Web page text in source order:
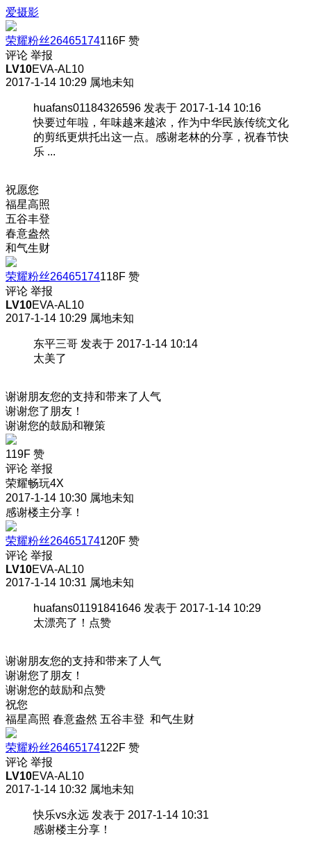
爱摄影
荣耀粉丝26465174116F 赞
评论 举报
LV10EVA-AL10
2017-1-14 10:29 属地未知
huafans01184326596 发表于 2017-1-14 10:16
快要过年啦，年味越来越浓，作为中华民族传统文化
的剪纸更烘托出这一点。感谢老林的分享，祝春节快
乐 ...
祝愿您
福星高照
五谷丰登
春意盎然
和气生财
荣耀粉丝26465174118F 赞
评论 举报
LV10EVA-AL10
2017-1-14 10:29 属地未知
东平三哥 发表于 2017-1-14 10:14
太美了
谢谢朋友您的支持和带来了人气
谢谢您了朋友！
谢谢您的鼓励和鞭策
119F 赞
评论 举报
荣耀畅玩4X
2017-1-14 10:30 属地未知
感谢楼主分享！
荣耀粉丝26465174120F 赞
评论 举报
LV10EVA-AL10
2017-1-14 10:31 属地未知
huafans01191841646 发表于 2017-1-14 10:29
太漂亮了！点赞
谢谢朋友您的支持和带来了人气
谢谢您了朋友！
谢谢您的鼓励和点赞
祝您
福星高照 春意盎然 五谷丰登 和气生财
荣耀粉丝26465174122F 赞
评论 举报
LV10EVA-AL10
2017-1-14 10:32 属地未知
快乐vs永远 发表于 2017-1-14 10:31
感谢楼主分享！